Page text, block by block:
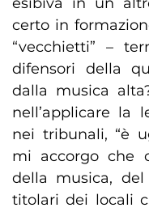
certo in
“vecchietti” –
difensori della
dalla musica
nell’applicare la
nei tribunali, “è
mi accorgo che
della musica,
titolari dei locali